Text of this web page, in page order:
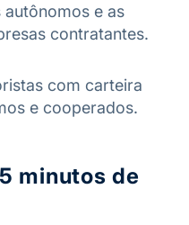
e as
contratantes.
com carteira
e cooperados.
minutos de